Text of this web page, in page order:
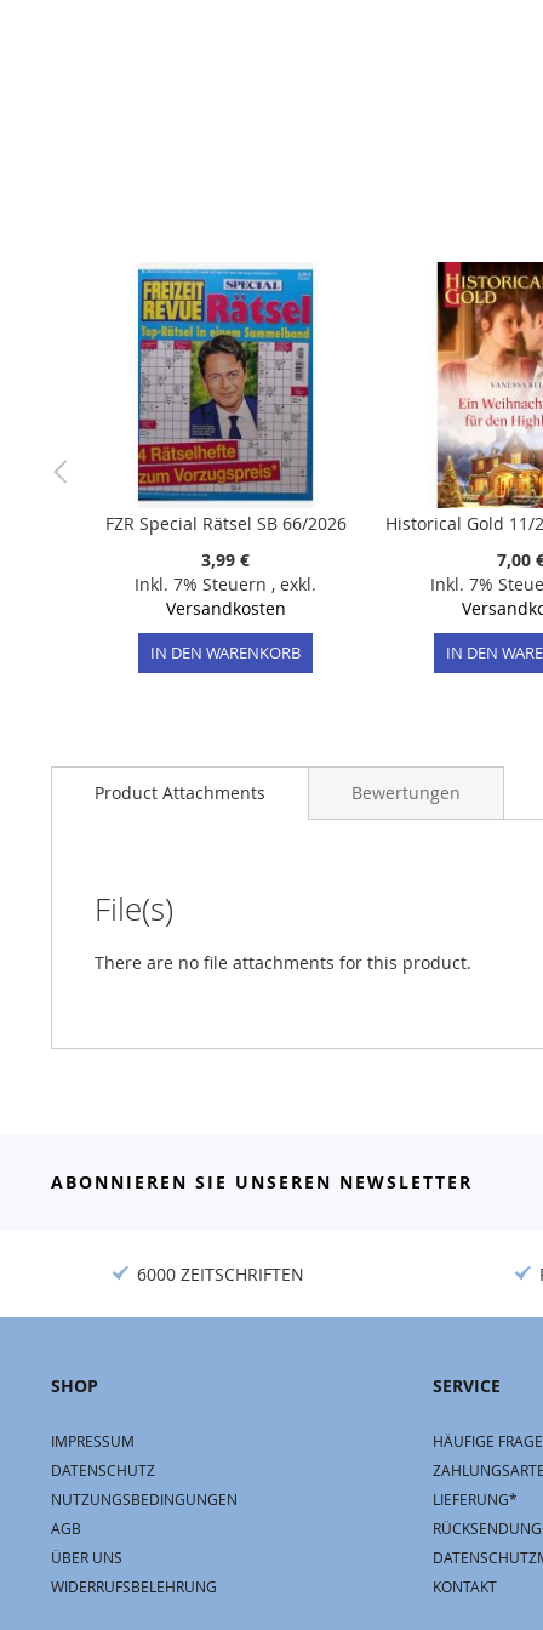
FZR Special Rätsel SB 66/2026
3,99 €
Inkl. 7% Steuern , exkl.
Versandkosten
IN DEN WARENKORB
7,00
Inkl. 7%
IN DEN
Product Attachments
File(s)
There are no file attachments for this product.
Bewertungen
ABONNIEREN SIE UNSEREN NEWSLETTER
6000 ZEITSCHRIFTEN
SHOP
IMPRESSUM
DATENSCHUTZ
NUTZUNGSBEDINGUNGEN
AGB
ÜBER UNS
WIDERRUFSBELEHRUNG
SERVICE
HÄUFIGE
LIEFERUNG*
KONTAKT